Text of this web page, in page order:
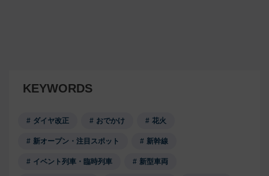
KEYWORDS
ダイヤ改正 おでかけ 花火
新オープン・注目スポット 新幹線
イベント列車・臨時列車 新型車両